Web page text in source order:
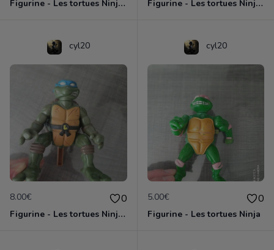
Figurine - Les tortues Ninja - Donatello Figurine - Les tortues Ninja - Raphael
cyl20
8.00€ 0
Figurine - Les tortues Ninja - Leonardo
cyl20
5.00€ 0
Figurine - Les tortues Ninja